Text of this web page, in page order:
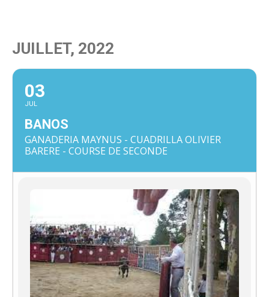
JUILLET, 2022
03
JUL
BANOS
GANADERIA MAYNUS - CUADRILLA OLIVIER
BARERE - COURSE DE SECONDE